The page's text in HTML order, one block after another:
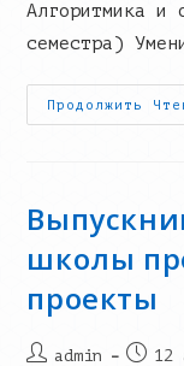
Алгоритмика
семестра)
Продолжить
школы
проекты
Postadmin
Запись
12